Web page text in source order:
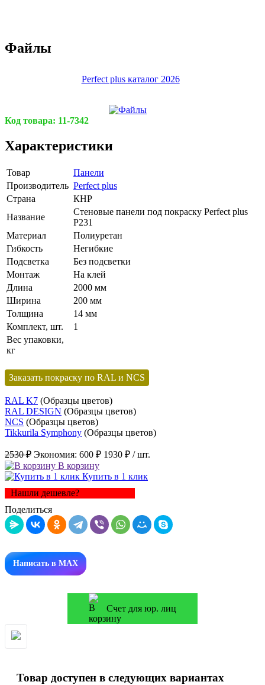
Файлы
Perfect plus каталог 2026
Код товара: 11-7342
Характеристики
Товар
Панели
Производитель Perfect plus
Страна
КНР
Название
Стеновые панели под покраску Perfect plus
P231
Материал
Полиуретан
Гибкость
Негибкие
Подсветка
Без подсветки
Монтаж
На клей
Длина
2000 мм
Ширина
200 мм
Толщина
14 мм
Комплект, шт.
1
Вес упаковки,
кг
Заказать покраску по RAL и NCS
RAL K7 (Образцы цветов)
RAL DESIGN (Образцы цветов)
NCS (Образцы цветов)
Tikkurila Symphony (Образцы цветов)
2530 ₽ Экономия: 600 ₽ 1930 ₽ / шт.
В корзину
Купить в 1 клик
Нашли дешевле?
Поделиться
Написать в MAX
Счет для юр. лиц
Товар доступен в следующих вариантах